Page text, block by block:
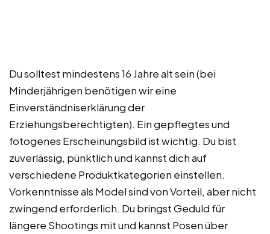
Du solltest mindestens 16 Jahre alt sein (bei
Minderjährigen benötigen wir eine
Einverständniserklärung der
Erziehungsberechtigten). Ein gepflegtes und
fotogenes Erscheinungsbild ist wichtig. Du bist
zuverlässig, pünktlich und kannst dich auf
verschiedene Produktkategorien einstellen.
Vorkenntnisse als Model sind von Vorteil, aber nicht
zwingend erforderlich. Du bringst Geduld für
längere Shootings mit und kannst Posen über